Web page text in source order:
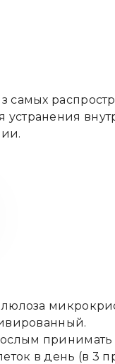
принимать
в день (в 3